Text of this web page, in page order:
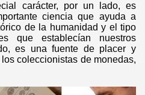
carácter, por un lado, es
ciencia que ayuda a
de la humanidad y el tipo
que establecían nuestros
es una fuente de placer y
coleccionistas de monedas,